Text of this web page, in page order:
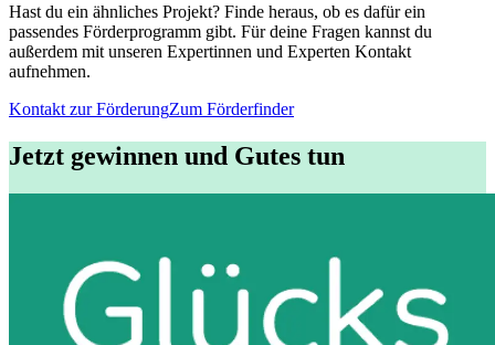
Hast du ein ähnliches Projekt? Finde heraus, ob es dafür ein
passendes Förderprogramm gibt. Für deine Fragen kannst du
außerdem mit unseren Expertinnen und Experten Kontakt
aufnehmen.
Kontakt zur FörderungZum Förderfinder
Jetzt gewinnen und Gutes tun